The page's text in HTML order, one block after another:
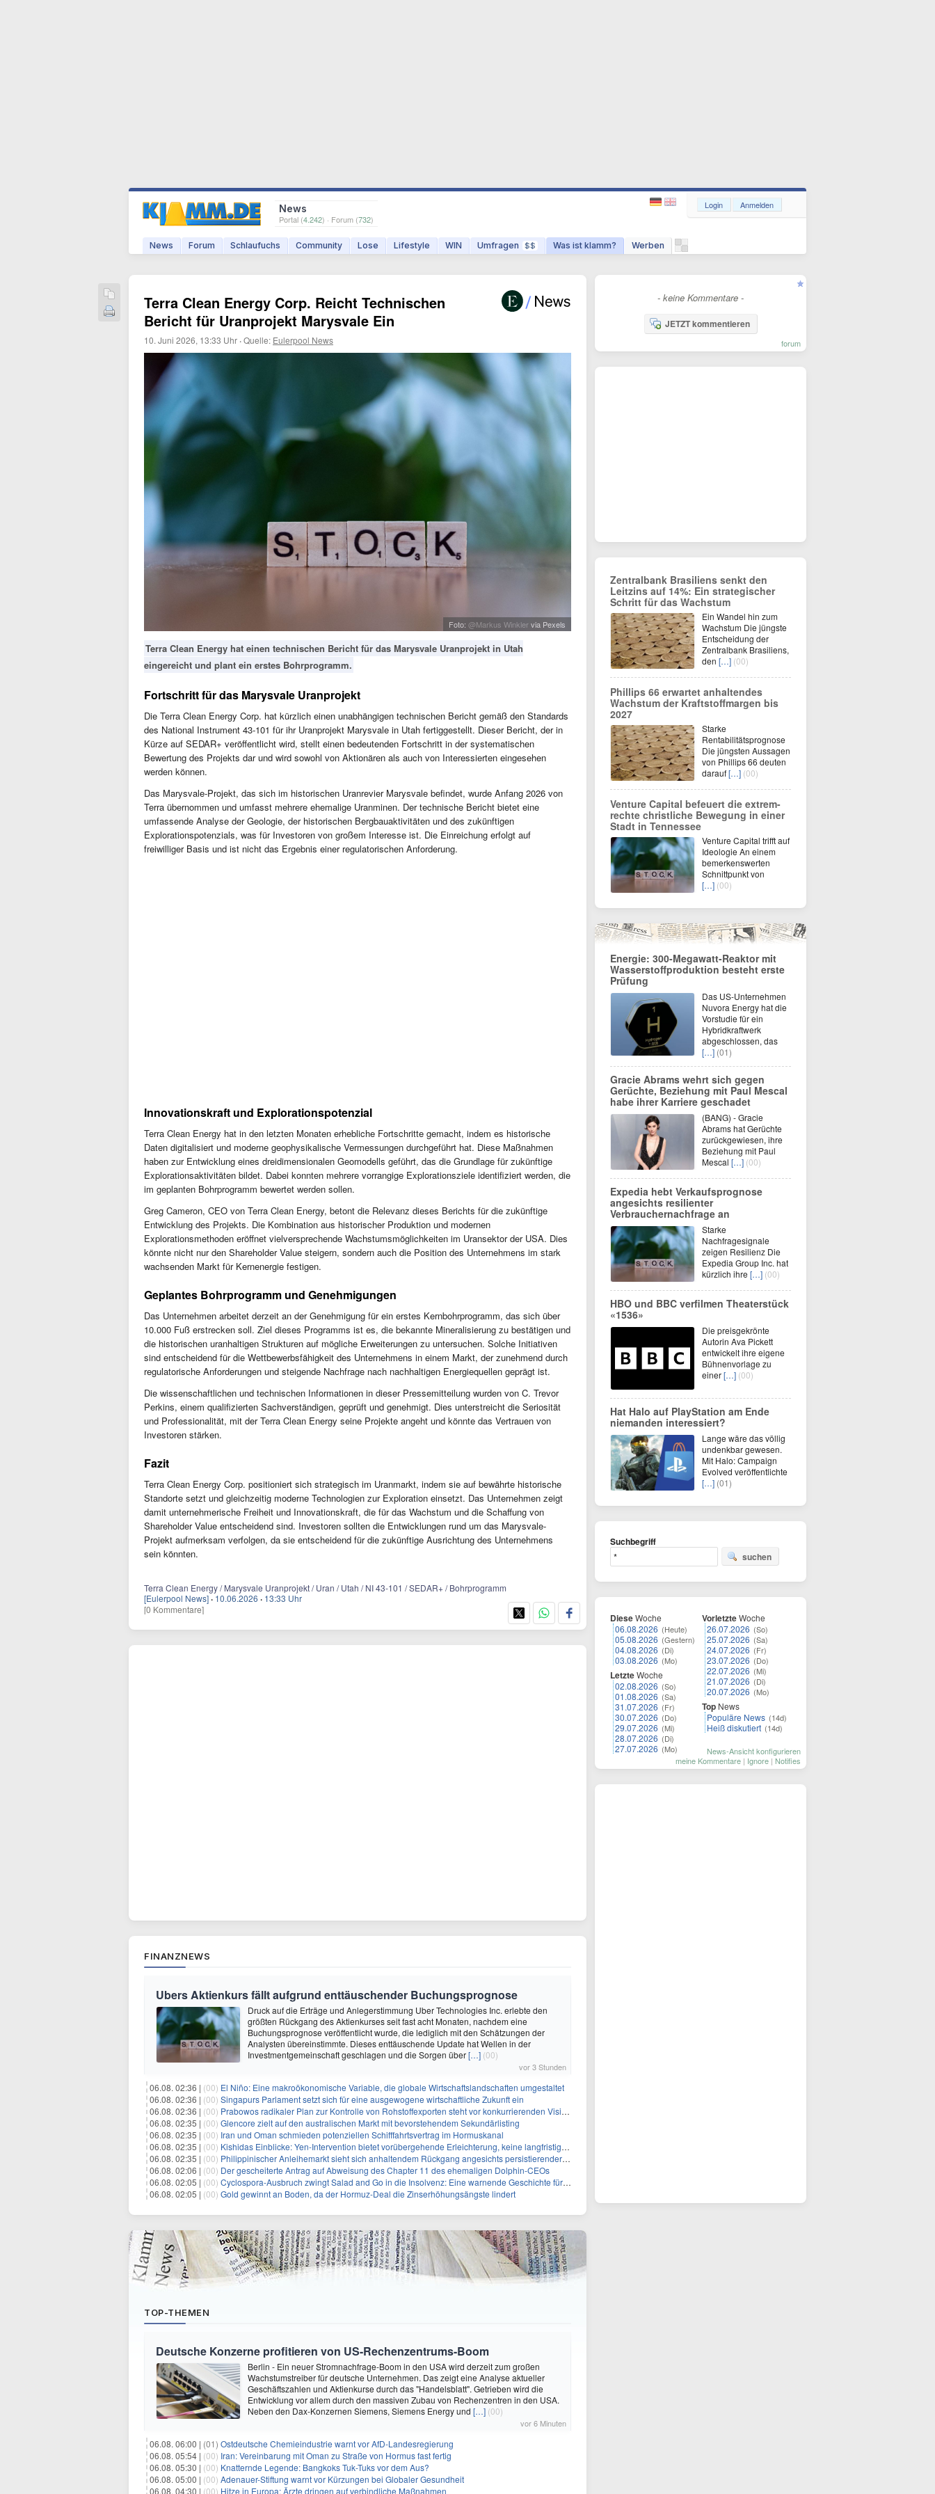
News
Portal (4.242) · Forum (732)
News Forum Schlaufuchs Community Lose Lifestyle WIN Umfragen $$ Was ist klamm? Werben
Login Anmelden
Terra Clean Energy Corp. Reicht Technischen
Bericht für Uranprojekt Marysvale Ein
10. Juni 2026, 13:33 Uhr ·Quelle: Eulerpool News
Foto: @Markus Winkler via Pexels
Terra Clean Energy hat einen technischen Bericht für das Marysvale Uranprojekt in Utah
eingereicht und plant ein erstes Bohrprogramm.
Fortschritt für das Marysvale Uranprojekt
Die Terra Clean Energy Corp. hat kürzlich einen unabhängigen technischen Bericht gemäß den Standards
des National Instrument 43-101 für ihr Uranprojekt Marysvale in Utah fertiggestellt. Dieser Bericht, der in
Kürze auf SEDAR+ veröffentlicht wird, stellt einen bedeutenden Fortschritt in der systematischen
Bewertung des Projekts dar und wird sowohl von Aktionären als auch von Interessierten eingesehen
werden können.
Das Marysvale-Projekt, das sich im historischen Uranrevier Marysvale befindet, wurde Anfang 2026 von
Terra übernommen und umfasst mehrere ehemalige Uranminen. Der technische Bericht bietet eine
umfassende Analyse der Geologie, der historischen Bergbauaktivitäten und des zukünftigen
Explorationspotenzials, was für Investoren von großem Interesse ist. Die Einreichung erfolgt auf
freiwilliger Basis und ist nicht das Ergebnis einer regulatorischen Anforderung.
Innovationskraft und Explorationspotenzial
Terra Clean Energy hat in den letzten Monaten erhebliche Fortschritte gemacht, indem es historische
Daten digitalisiert und moderne geophysikalische Vermessungen durchgeführt hat. Diese Maßnahmen
haben zur Entwicklung eines dreidimensionalen Geomodells geführt, das die Grundlage für zukünftige
Explorationsaktivitäten bildet. Dabei konnten mehrere vorrangige Explorationsziele identifiziert werden, die
im geplanten Bohrprogramm bewertet werden sollen.
Greg Cameron, CEO von Terra Clean Energy, betont die Relevanz dieses Berichts für die zukünftige
Entwicklung des Projekts. Die Kombination aus historischer Produktion und modernen
Explorationsmethoden eröffnet vielversprechende Wachstumsmöglichkeiten im Uransektor der USA. Dies
könnte nicht nur den Shareholder Value steigern, sondern auch die Position des Unternehmens im stark
wachsenden Markt für Kernenergie festigen.
Geplantes Bohrprogramm und Genehmigungen
Das Unternehmen arbeitet derzeit an der Genehmigung für ein erstes Kernbohrprogramm, das sich über
10.000 Fuß erstrecken soll. Ziel dieses Programms ist es, die bekannte Mineralisierung zu bestätigen und
die historischen uranhaltigen Strukturen auf mögliche Erweiterungen zu untersuchen. Solche Initiativen
sind entscheidend für die Wettbewerbsfähigkeit des Unternehmens in einem Markt, der zunehmend durch
regulatorische Anforderungen und steigende Nachfrage nach nachhaltigen Energiequellen geprägt ist.
Die wissenschaftlichen und technischen Informationen in dieser Pressemitteilung wurden von C. Trevor
Perkins, einem qualifizierten Sachverständigen, geprüft und genehmigt. Dies unterstreicht die Seriosität
und Professionalität, mit der Terra Clean Energy seine Projekte angeht und könnte das Vertrauen von
Investoren stärken.
Fazit
Terra Clean Energy Corp. positioniert sich strategisch im Uranmarkt, indem sie auf bewährte historische
Standorte setzt und gleichzeitig moderne Technologien zur Exploration einsetzt. Das Unternehmen zeigt
damit unternehmerische Freiheit und Innovationskraft, die für das Wachstum und die Schaffung von
Shareholder Value entscheidend sind. Investoren sollten die Entwicklungen rund um das Marysvale-
Projekt aufmerksam verfolgen, da sie entscheidend für die zukünftige Ausrichtung des Unternehmens
sein könnten.
Terra Clean Energy / Marysvale Uranprojekt / Uran / Utah / NI 43-101 / SEDAR+ / Bohrprogramm
[Eulerpool News] · 10.06.2026 · 13:33 Uhr
[0 Kommentare]
FINANZNEWS
Ubers Aktienkurs fällt aufgrund enttäuschender Buchungsprognose
Druck auf die Erträge und Anlegerstimmung Uber Technologies Inc. erlebte den
größten Rückgang des Aktienkurses seit fast acht Monaten, nachdem eine
Buchungsprognose veröffentlicht wurde, die lediglich mit den Schätzungen der
Analysten übereinstimmte. Dieses enttäuschende Update hat Wellen in der
Investmentgemeinschaft geschlagen und die Sorgen über[…] (00)
vor 3 Stunden
06.08. 02:36 | (00) El Niño: Eine makroökonomische Variable, die globale Wirtschaftslandschaften umgestaltet
06.08. 02:36 | (00) Singapurs Parlament setzt sich für eine ausgewogene wirtschaftliche Zukunft ein
06.08. 02:36 | (00) Prabowos radikaler Plan zur Kontrolle von Rohstoffexporten steht vor konkurrierenden Visionen
06.08. 02:35 | (00) Glencore zielt auf den australischen Markt mit bevorstehendem Sekundärlisting
06.08. 02:35 | (00) Iran und Oman schmieden potenziellen Schifffahrtsvertrag im Hormuskanal
06.08. 02:35 | (00) Kishidas Einblicke: Yen-Intervention bietet vorübergehende Erleichterung, keine langfristige Lösung
06.08. 02:35 | (00) Philippinischer Anleihemarkt sieht sich anhaltendem Rückgang angesichts persistierender Inflationssorgen gegenüber
06.08. 02:06 | (00) Der gescheiterte Antrag auf Abweisung des Chapter 11 des ehemaligen Dolphin-CEOs
06.08. 02:05 | (00) Cyclospora-Ausbruch zwingt Salad and Go in die Insolvenz: Eine warnende Geschichte für Investoren
06.08. 02:05 | (00) Gold gewinnt an Boden, da der Hormuz-Deal die Zinserhöhungsängste lindert
TOP-THEMEN
Deutsche Konzerne profitieren von US-Rechenzentrums-Boom
Berlin - Ein neuer Stromnachfrage-Boom in den USA wird derzeit zum großen
Wachstumstreiber für deutsche Unternehmen. Das zeigt eine Analyse aktueller
Geschäftszahlen und Aktienkurse durch das "Handelsblatt". Getrieben wird die
Entwicklung vor allem durch den massiven Zubau von Rechenzentren in den USA.
Neben den Dax-Konzernen Siemens, Siemens Energy und […] (00)
vor 6 Minuten
06.08. 06:00 | (01) Ostdeutsche Chemieindustrie warnt vor AfD-Landesregierung
06.08. 05:54 | (00) Iran: Vereinbarung mit Oman zu Straße von Hormus fast fertig
06.08. 05:30 | (00) Knatternde Legende: Bangkoks Tuk-Tuks vor dem Aus?
06.08. 05:00 | (00) Adenauer-Stiftung warnt vor Kürzungen bei Globaler Gesundheit
06.08. 04:30 | (00) Hitze in Europa: Ärzte dringen auf verbindliche Maßnahmen
- keine Kommentare -
JETZT kommentieren
forum
Zentralbank Brasiliens senkt den
Leitzins auf 14%: Ein strategischer
Schritt für das Wachstum
Ein Wandel hin zum
Wachstum Die jüngste
Entscheidung der
Zentralbank Brasiliens,
den […] (00)
Phillips 66 erwartet anhaltendes
Wachstum der Kraftstoffmargen bis
2027
Starke
Rentabilitätsprognose
Die jüngsten Aussagen
von Phillips 66 deuten
darauf[…] (00)
Venture Capital befeuert die extrem-
rechte christliche Bewegung in einer
Stadt in Tennessee
Venture Capital trifft auf
Ideologie An einem
bemerkenswerten
Schnittpunkt von
[…] (00)
Energie: 300-Megawatt-Reaktor mit
Wasserstoffproduktion besteht erste
Prüfung
Das US-Unternehmen
Nuvora Energy hat die
Vorstudie für ein
Hybridkraftwerk
abgeschlossen, das
[…] (01)
Gracie Abrams wehrt sich gegen
Gerüchte, Beziehung mit Paul Mescal
habe ihrer Karriere geschadet
(BANG) - Gracie
Abrams hat Gerüchte
zurückgewiesen, ihre
Beziehung mit Paul
Mescal […] (00)
Expedia hebt Verkaufsprognose
angesichts resilienter
Verbrauchernachfrage an
Starke
Nachfragesignale
zeigen Resilienz Die
Expedia Group Inc. hat
kürzlich ihre […] (00)
HBO und BBC verfilmen Theaterstück
«1536»
Die preisgekrönte
Autorin Ava Pickett
entwickelt ihre eigene
Bühnenvorlage zu
einer[…] (00)
Hat Halo auf PlayStation am Ende
niemanden interessiert?
Lange wäre das völlig
undenkbar gewesen.
Mit Halo: Campaign
Evolved veröffentlichte
[…] (01)
Suchbegriff
suchen
DieseWoche
06.08.2026 (Heute)
05.08.2026 (Gestern)
04.08.2026 (Di)
03.08.2026 (Mo)
LetzteWoche
02.08.2026 (So)
01.08.2026 (Sa)
31.07.2026 (Fr)
30.07.2026 (Do)
29.07.2026 (Mi)
28.07.2026 (Di)
27.07.2026 (Mo)
VorletzteWoche
26.07.2026 (So)
25.07.2026 (Sa)
24.07.2026 (Fr)
23.07.2026 (Do)
22.07.2026 (Mi)
21.07.2026 (Di)
20.07.2026 (Mo)
Top News
Populäre News (14d)
Heiß diskutiert (14d)
News-Ansicht konfigurieren
meine Kommentare | Ignore | Notifies